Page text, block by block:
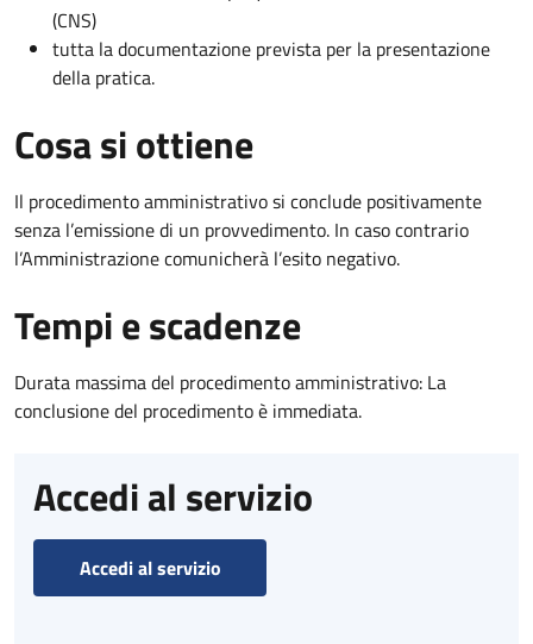
(CNS)
tutta la documentazione prevista per la presentazione
della pratica.
Cosa si ottiene
Il procedimento amministrativo si conclude positivamente
senza l’emissione di un provvedimento. In caso contrario
l’Amministrazione comunicherà l’esito negativo.
Tempi e scadenze
Durata massima del procedimento amministrativo: La
conclusione del procedimento è immediata.
Accedi al servizio
Accedi al servizio